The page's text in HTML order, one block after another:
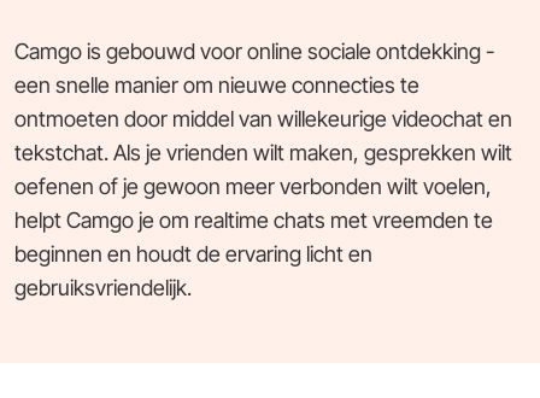
Camgo is gebouwd voor online sociale ontdekking -
een snelle manier om nieuwe connecties te
ontmoeten door middel van willekeurige videochat en
tekstchat. Als je vrienden wilt maken, gesprekken wilt
oefenen of je gewoon meer verbonden wilt voelen,
helpt Camgo je om realtime chats met vreemden te
beginnen en houdt de ervaring licht en
gebruiksvriendelijk.